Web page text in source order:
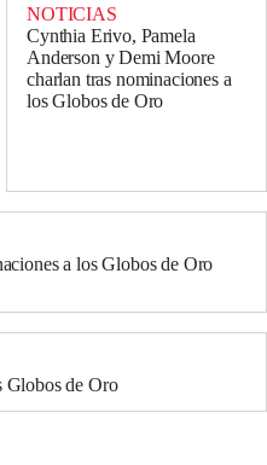
NOTICIAS
Cynthia Erivo, Pamela
Anderson y Demi Moore
charlan tras nominaciones a
los Globos de Oro
a los Globos de Oro
Globos de Oro